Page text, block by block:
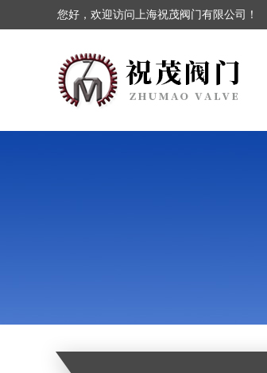
您好，欢迎访问上海祝茂阀门有限公司！